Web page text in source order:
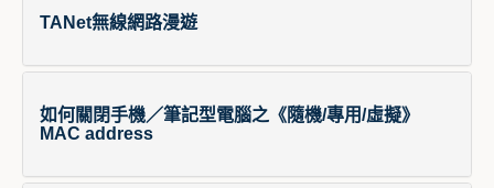
TANet無線網路漫遊
如何關閉手機／筆記型電腦之《隨機/專用/虛擬》
MAC address